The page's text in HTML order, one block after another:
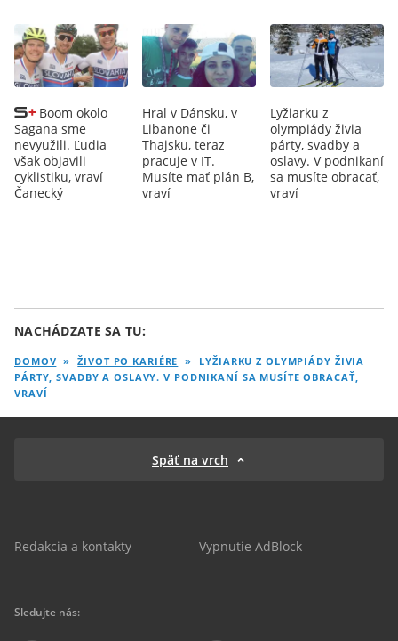
Boom okolo
Sagana sme
nevyužili. Ľudia
však objavili
cyklistiku, vraví
Čanecký
Hral v Dánsku, v
Libanone či
Thajsku, teraz
pracuje v IT.
Musíte mať plán B,
vraví
Lyžiarku z
olympiády živia
párty, svadby a
oslavy. V podnikaní
sa musíte obracať,
vraví
NACHÁDZATE SA TU:
DOMOV » ŽIVOT PO KARIÉRE »
LYŽIARKU Z OLYMPIÁDY ŽIVIA
PÁRTY, SVADBY A OSLAVY. V PODNIKANÍ SA MUSÍTE OBRACAŤ,
VRAVÍ
Späť na vrch
Redakcia a kontakty Vypnutie AdBlock
Sledujte nás: